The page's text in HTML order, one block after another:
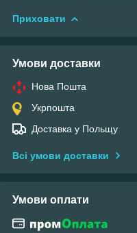
Приховати
Умови доставки
Нова Пошта
Укрпошта
Доставка у Польщу
Всі умови доставки
Умови оплати